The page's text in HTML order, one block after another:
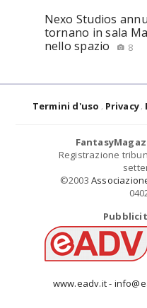
Nexo Studios
tornano in sala
nello spazio
8
Termini d'uso Privacy
Registrazione
©2003
www.eadv.it -